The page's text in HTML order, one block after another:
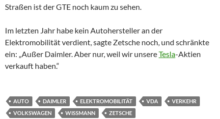
Straßen ist der GTE noch kaum zu sehen.
Im letzten Jahr habe kein Autohersteller an der
Elektromobilität verdient, sagte Zetsche noch, und schränkte
ein: „Außer Daimler. Aber nur, weil wir unsereTesla-Aktien
verkauft haben.“
AUTO DAIMLER ELEKTROMOBILITÄT VDA
VERKEHR
VOLKSWAGEN
WISSMANN ZETSCHE